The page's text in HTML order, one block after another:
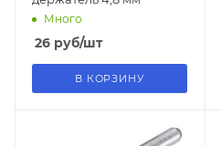
Много
26 руб/шт
В КОРЗИНУ